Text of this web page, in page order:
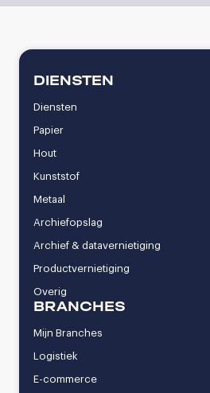
DIENSTEN
Diensten
Papier
Hout
Kunststof
Metaal
Archiefopslag
Archief & datavernietiging
Productvernietiging
Overig
BRANCHES
Mijn Branches
Logistiek
E-commerce